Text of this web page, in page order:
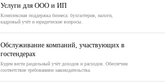
Услуги для ООО и ИП
Комплексная поддержка бизнеса: бухгалтерия, налоги,
кадровый учёт и юридические вопросы.
Обслуживание компаний, участвующих в
гостендерах
Будем вести раздельный учёт доходов и расходов. Обеспечим
соответствие требованиям законодательства.